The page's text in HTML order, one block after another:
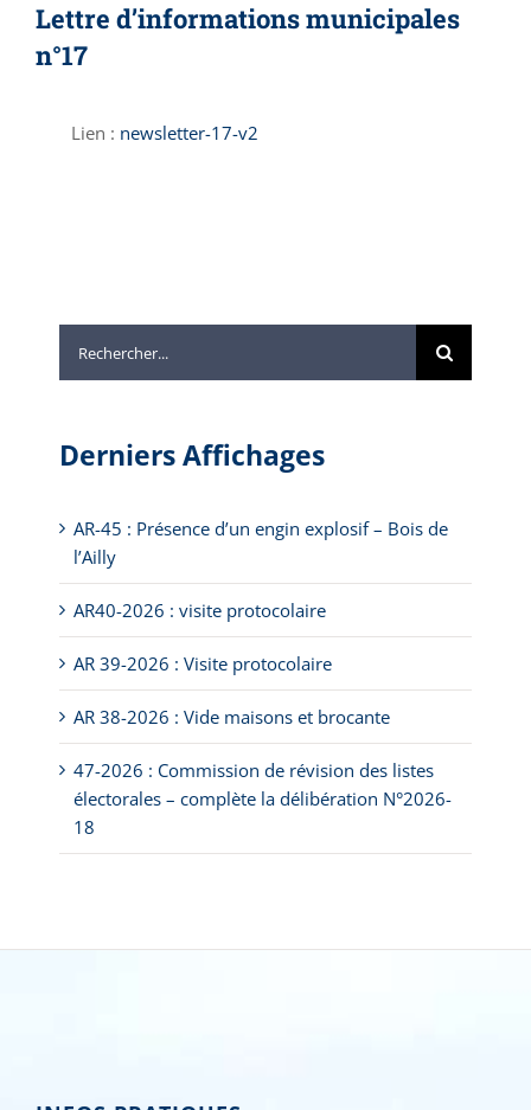
Lettre d’informations municipales
n°17
Lien : newsletter-17-v2
Derniers Affichages
AR-45 : Présence d’un engin explosif – Bois de
l’Ailly
AR40-2026 : visite protocolaire
AR 39-2026 : Visite protocolaire
AR 38-2026 : Vide maisons et brocante
47-2026 : Commission de révision des listes
électorales – complète la délibération N°2026-
18